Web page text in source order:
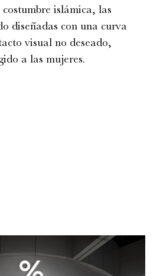
islámica, las
diseñadas con una curva
visual no deseado,
a las mujeres.